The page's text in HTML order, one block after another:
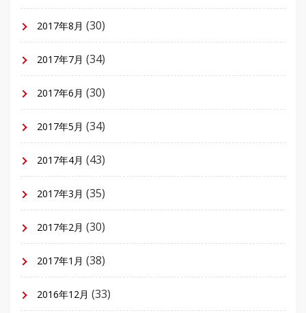
2017年8月 (30)
2017年7月 (34)
2017年6月 (30)
2017年5月 (34)
2017年4月 (43)
2017年3月 (35)
2017年2月 (30)
2017年1月 (38)
2016年12月 (33)